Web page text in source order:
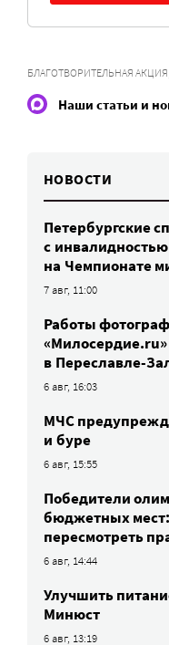
БЛАГОТВОРИТЕЛЬНАЯ АКЦИЯ
Наши статьи и
НОВОСТИ
Петербургские
c
на Чемпионате
7 авг, 11:00
Работы
«Милосердие.ru»
в Переславле-
6 авг, 16:03
МЧС
и буре
6 авг, 15:55
Победители
бюджетных
пересмотреть
6 авг, 14:44
Улучшить
Минюст
6 авг, 13:19